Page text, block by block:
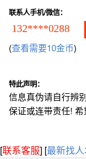
联系人手机/微信：
132****0288
(查看需要10金币)
特此声明：
信息真伪请自行辨
保证或连带责任! 希
[联系客服] [最新找